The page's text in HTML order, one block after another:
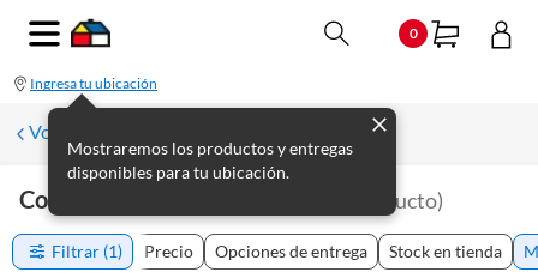
0
Ingresa tu ubicación
Mostraremos los productos y entregas
disponibles para tu ubicación.
Volver a Cortinas y rollers
Cortinas De Tela Casa Bonita producto)
Filtrar (1) Precio Opciones de entrega Stock en tienda